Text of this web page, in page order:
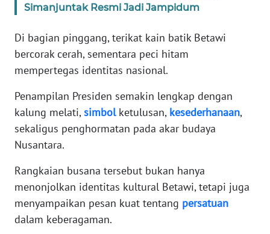
Simanjuntak Resmi Jadi Jampidum
Di bagian pinggang, terikat kain batik Betawi
bercorak cerah, sementara peci hitam
mempertegas identitas nasional.
Penampilan Presiden semakin lengkap dengan
kalung melati,simbolketulusan, kesederhanaan,
sekaligus penghormatan pada akar budaya
Nusantara.
Rangkaian busana tersebut bukan hanya
menonjolkan identitas kultural Betawi, tetapi juga
menyampaikan pesan kuat tentang persatuan
dalam keberagaman.
JABAR
BANTEN
WN
KEPRI